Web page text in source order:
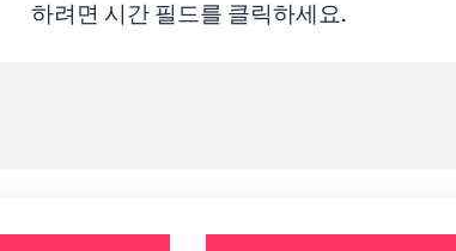
하려면 시간 필드를 클릭하세요.